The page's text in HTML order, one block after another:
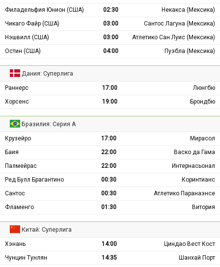
Филадельфия Юнион (США)
02:30
Некакса (Мексика)
Чикаго Файр (США)
03:00
Сантос Лагуна (Мексика)
Нэшвилл (США)
03:00
Атлетико Сан Луис (Мексика)
Остин (США)
04:00 Пуэбла (Мексика)
Дания: Суперлига
Раннерс 17:00
Люнгбю
Хорсенс
19:00 Брондбю
Бразилия: Серия А
Крузейро 17:00
Мирасол
Баия
22:00
Васко да Гама
Палмейрас
22:00
Интернасьонал
Ред Булл Брагантино
00:30
Коринтианс
Сантос
00:30
Атлетико Паранаэнсе
Фламенго
01:30 Витория
Китай: Суперлига
Хэнань 14:00
Циндао Вест Кост
Чунцин Тунлян
14:35
Шанхай Порт